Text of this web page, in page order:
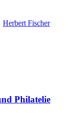
Herbert Fischer
Philatelie